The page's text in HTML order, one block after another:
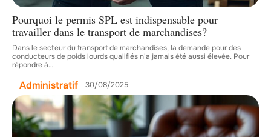
Pourquoi le permis SPL est indispensable pour
travailler dans le transport de marchandises?
Dans le secteur du transport de marchandises, la demande pour des
conducteurs de poids lourds qualifiés n'a jamais été aussi élevée. Pour
répondre à…
Administratif 30/08/2025